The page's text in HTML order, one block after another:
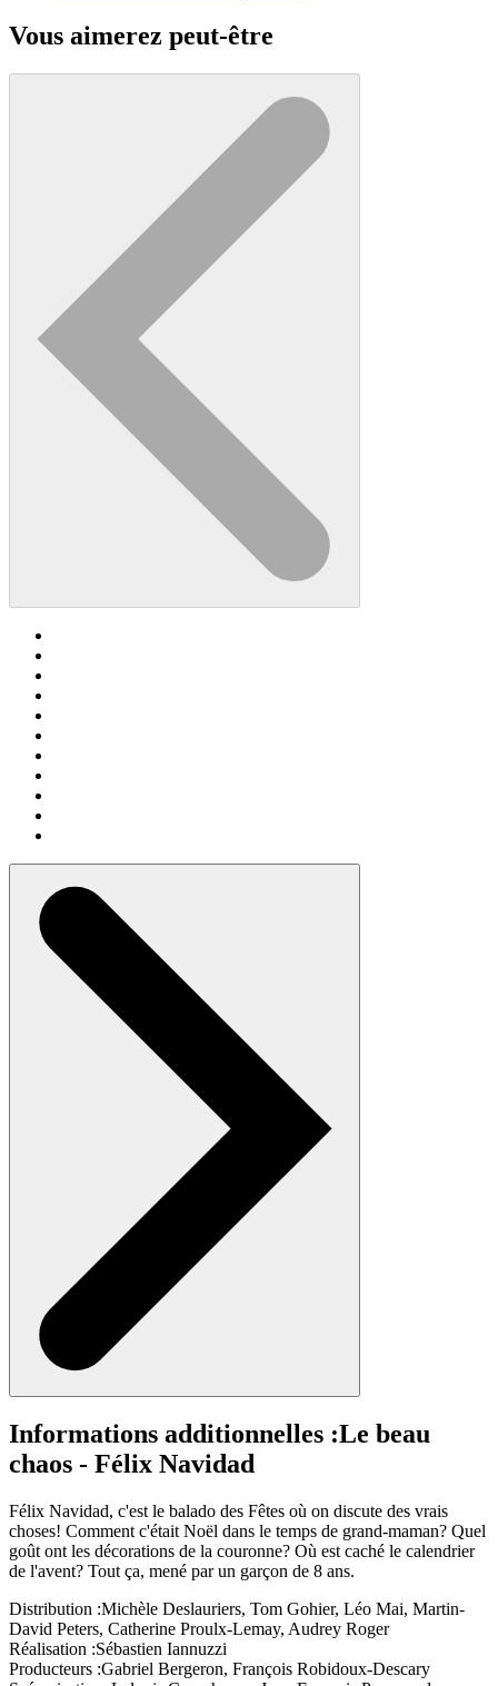
Vous aimerez peut-être
Informations additionnelles :Le beau
chaos - Félix Navidad
Félix Navidad, c'est le balado des Fêtes où on discute des vrais
choses! Comment c'était Noël dans le temps de grand-maman? Quel
goût ont les décorations de la couronne? Où est caché le calendrier
de l'avent? Tout ça, mené par un garçon de 8 ans.
Distribution :Michèle Deslauriers, Tom Gohier, Léo Mai, Martin-
David Peters, Catherine Proulx-Lemay, Audrey Roger
Réalisation :Sébastien Iannuzzi
Producteurs :Gabriel Bergeron, François Robidoux-Descary